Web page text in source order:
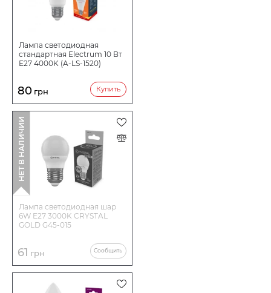
Лампа светодиодная
стандартная Electrum 10 Вт
E27 4000K (A-LS-1520)
80 грн Купить
Лампа светодиодная шар
6W E27 3000K CRYSTAL
GOLD G45-015
61 грн Сообщить
НЕТ В НАЛИЧИИ